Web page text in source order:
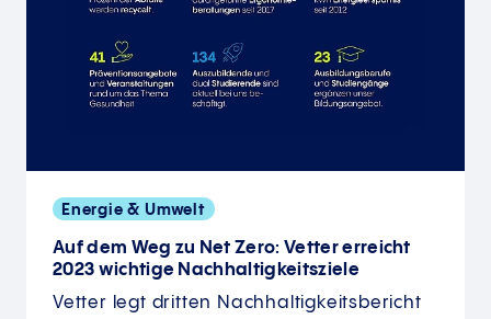
Energie & Umwelt
Auf dem Weg zu Net Zero: Vetter erreicht
2023 wichtige Nachhaltigkeitsziele
Vetter legt dritten Nachhaltigkeitsbericht